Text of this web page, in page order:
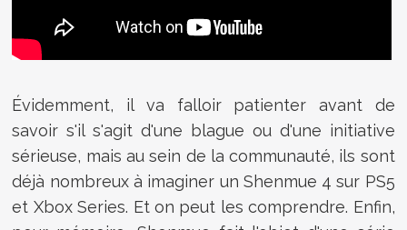
Évidemment, il va falloir patienter avant de
savoir s'il s'agit d'une blague ou d'une initiative
sérieuse, mais au sein de la communauté, ils sont
déjà nombreux à imaginer un Shenmue 4 sur PS5
et Xbox Series. Et on peut les comprendre. Enfin,